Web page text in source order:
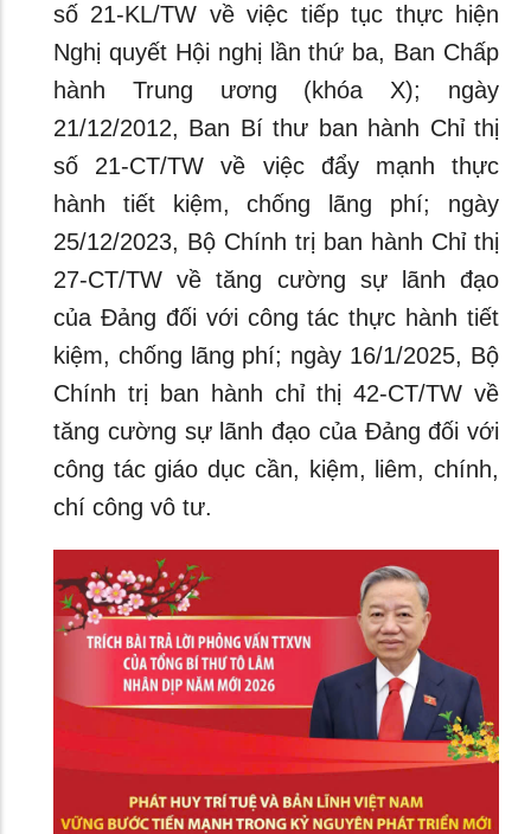
số 21-KL/TW về việc tiếp tục thực hiện
Nghị quyết Hội nghị lần thứ ba, Ban Chấp
hành Trung ương (khóa X); ngày
21/12/2012, Ban Bí thư ban hành Chỉ thị
số 21-CT/TW về việc đẩy mạnh thực
hành tiết kiệm, chống lãng phí; ngày
25/12/2023, Bộ Chính trị ban hành Chỉ thị
27-CT/TW về tăng cường sự lãnh đạo
của Đảng đối với công tác thực hành tiết
kiệm, chống lãng phí; ngày 16/1/2025, Bộ
Chính trị ban hành chỉ thị 42-CT/TW về
tăng cường sự lãnh đạo của Ðảng đối với
công tác giáo dục cần, kiệm, liêm, chính,
chí công vô tư.